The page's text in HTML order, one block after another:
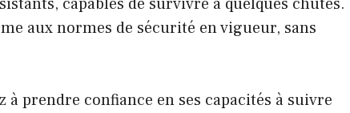
aux normes de sécurité en vigueur, sans
à prendre confiance en ses capacités à suivre